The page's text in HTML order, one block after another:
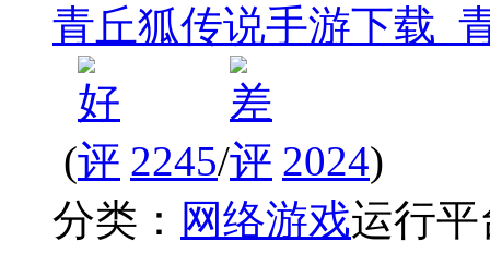
青丘狐传说手游下载_
( 2245/ 2024)
分类： 网络游戏运行平